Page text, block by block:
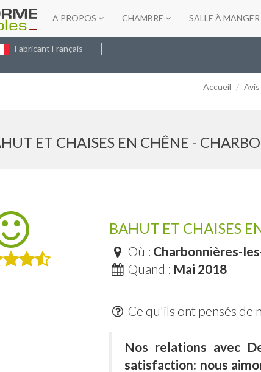
A PROPOS CHAMBRE SALLE À MANGER
Fabricant Français
Accueil
ET CHAISES EN CHÊNE -
BAHUT ET CHAISES
Où : Charbonnières-
Quand : Mai 2018
Ce qu'ils ont pensés de
Nos relations avec
satisfaction: nous